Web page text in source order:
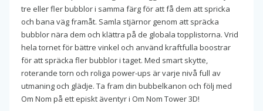
tre eller fler bubblor i samma färg för att få dem att spricka
och bana väg framåt. Samla stjärnor genom att spräcka
bubblor nära dem och klättra på de globala topplistorna. Vrid
hela tornet för bättre vinkel och använd kraftfulla boostrar
för att spräcka fler bubblor i taget. Med smart skytte,
roterande torn och roliga power-ups är varje nivå full av
utmaning och glädje. Ta fram din bubbelkanon och följ med
Om Nom på ett episkt äventyr i Om Nom Tower 3D!